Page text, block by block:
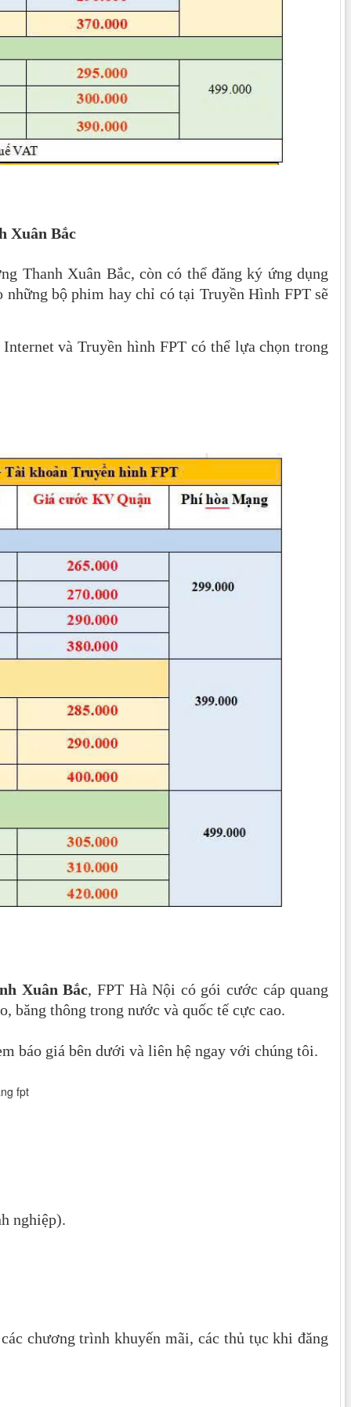
Xuân Bắc
Thanh Xuân Bắc, còn có thể đăng ký ứng dụng
bộ phim hay chỉ có tại Truyền Hình FPT sẽ
và Truyền hình FPT có thể lựa chọn trong
Xuân Bắc, FPT Hà Nội có gói cước cáp quang
băng thông trong nước và quốc tế cực cao.
báo giá bên dưới và liên hệ ngay với chúng tôi.
nghiệp).
chương trình khuyến mãi, các thủ tục khi đăng